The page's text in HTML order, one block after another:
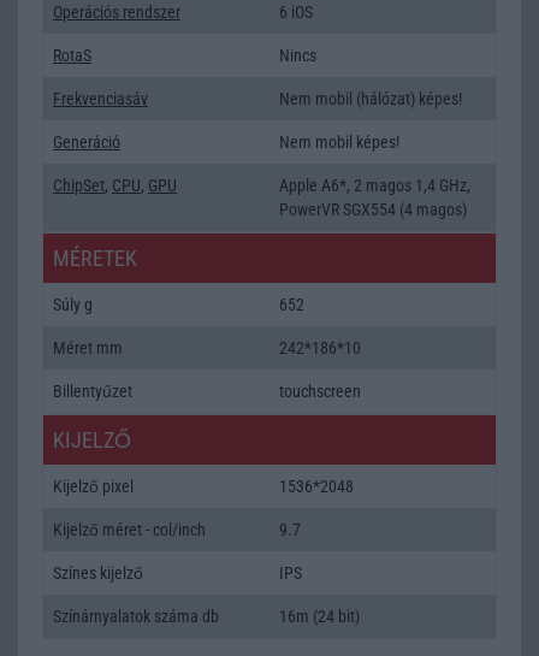
Operációs rendszer 6 iOS
RotaS Nincs
Frekvenciasáv Nem mobil (hálózat) képes!
Generáció Nem mobil képes!
ChipSet, CPU, GPU
Apple A6*, 2 magos 1,4 GHz,
PowerVR SGX554 (4 magos)
MÉRETEK
Súly g 652
Méret mm 242*186*10
Billentyűzet touchscreen
KIJELZŐ
Kijelző pixel 1536*2048
Kijelző méret - col/inch 9.7
Színes kijelző IPS
Színárnyalatok száma db 16m (24 bit)